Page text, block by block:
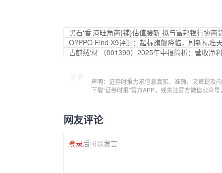
黑石‘香’港旺角商{铺}估值腰斩 拟与富邦银行协商
O?PPO Find X9评测：超标旗舰降临，刷新标准
古麒绒‘材’（001390）2025年中报简析：营收净
声明：证券时报力求信息真实、准确，文章提及
下载“证券时报”官方APP，或关注官方微信公众
网友评论
登录后可以发言